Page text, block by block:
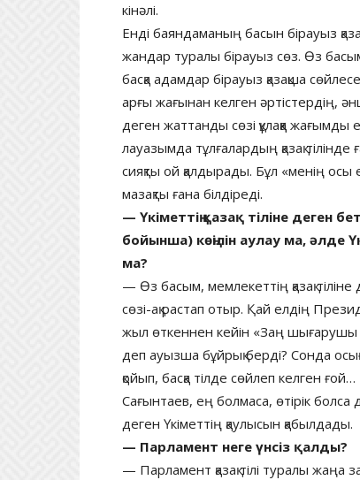
кінәлі.
Енді баяндаманың басын бірауыз
жандар туралы бірауыз сөз. Өз
басқа адамдар бірауыз қазақша
арғы жағынан келген әртістердің,
деген жаттанды сөзі құлаққа
лауазымда тұлғалардың қазақ
сияқты ой қалдырады. Бұл «менің осы
мазақты ғана білдіреді.
— Үкіметтің қазақ тіліне деген
бойынша) көңілін аулау ма, әлде
ма?
— Өз басым, мемлекеттің қазақ
сөзі-ақ растап отыр. Қай елдің
жыл өткеннен кейін «Заң шығарушы
деп ауызша бұйрық берді? Сонда
қойып, басқа тілде сөйлеп келген
Сағынтаев, ең болмаса, өтірік
деген Үкіметтің қаулысын қабылдады.
— Парламент неге үнсіз қалды?
— Парламент қазақ тілі туралы жаңа